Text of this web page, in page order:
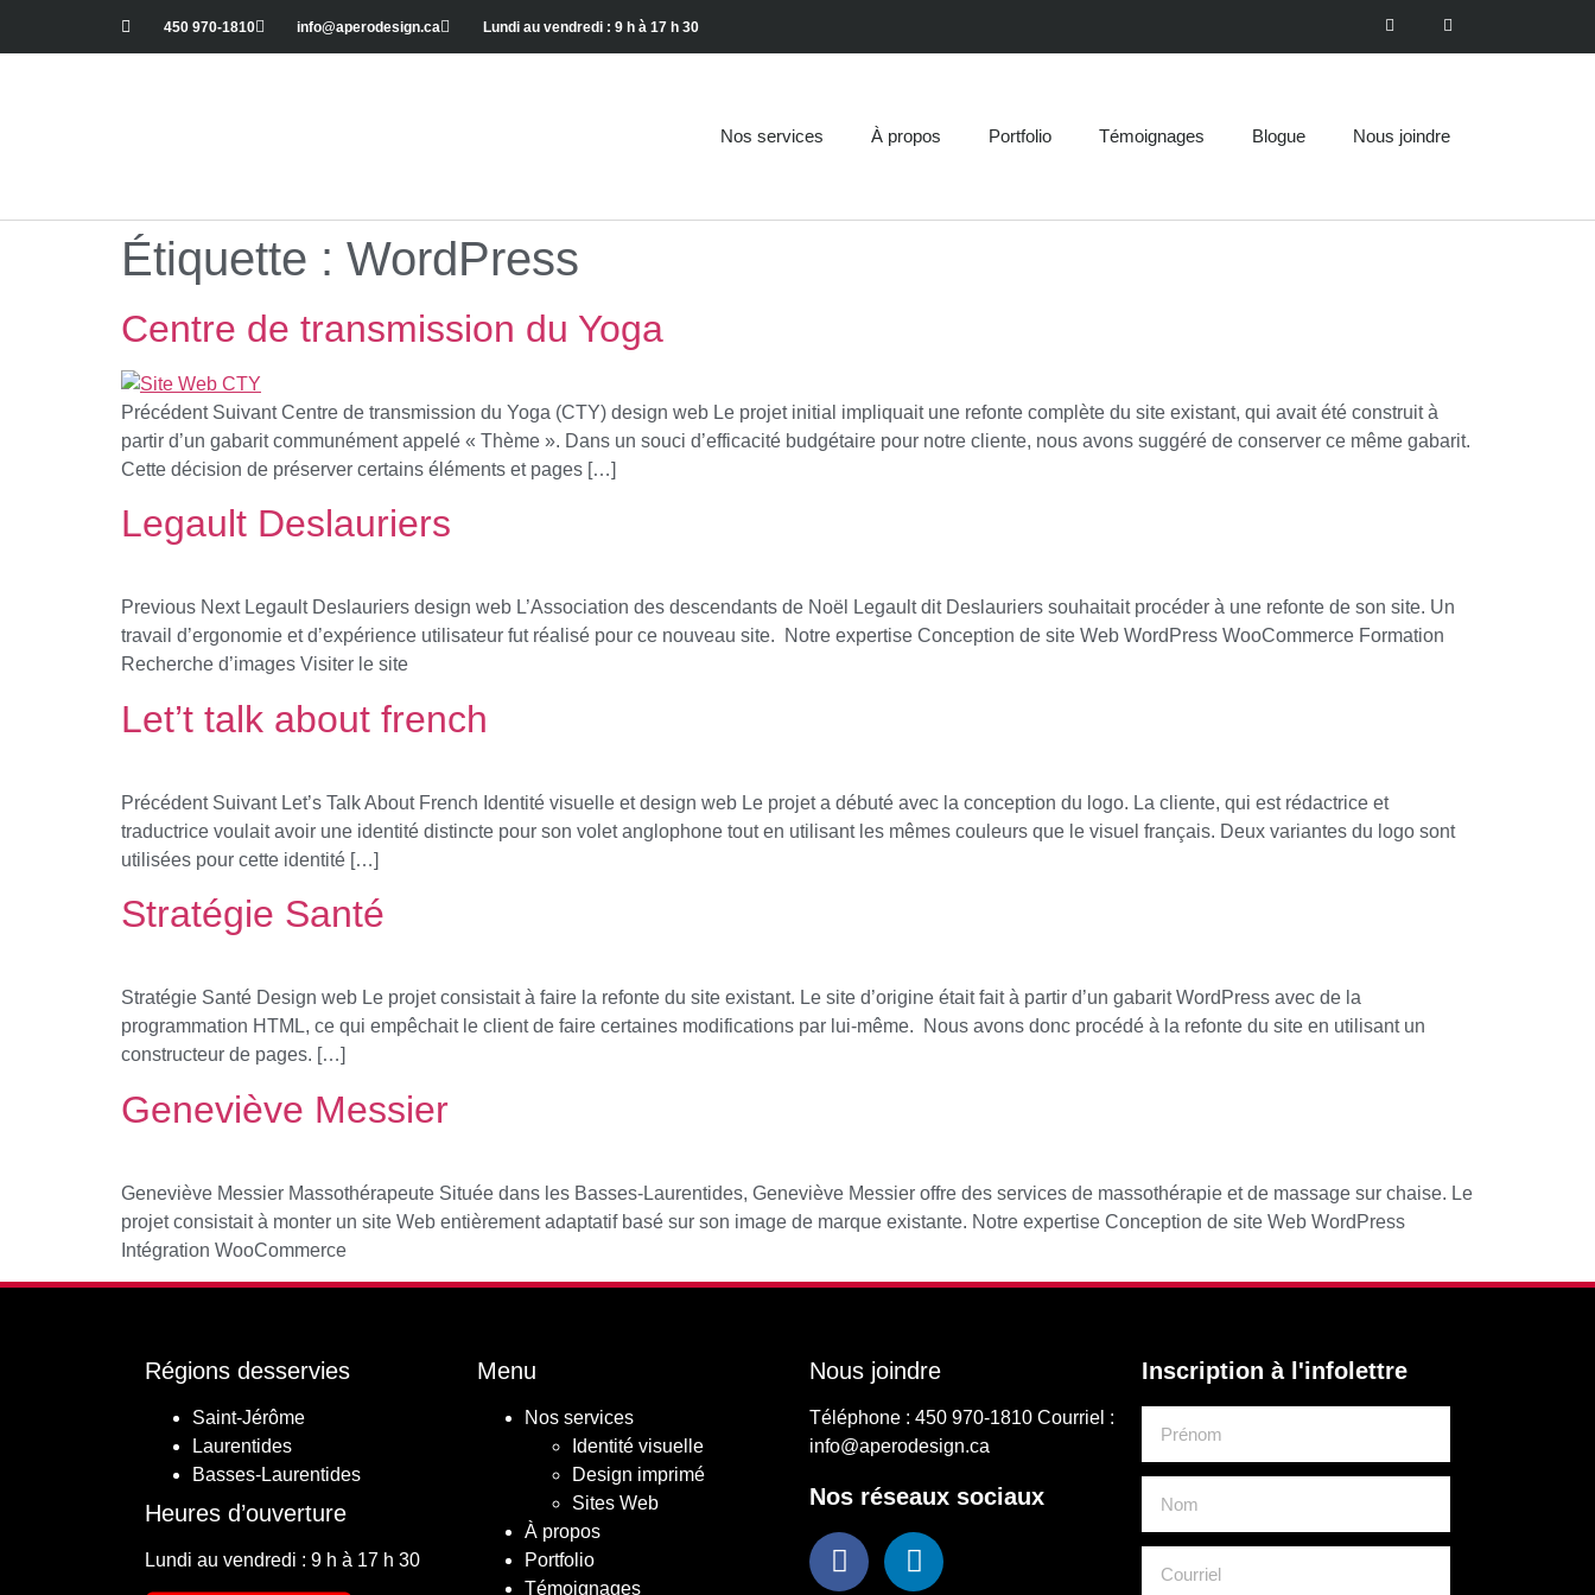
450 970-1810 info@aperodesign.ca Lundi au vendredi : 9 h à 17 h 30
Nos services À propos Portfolio Témoignages Blogue Nous joindre
Étiquette : WordPress
Centre de transmission du Yoga
Précédent Suivant Centre de transmission du Yoga (CTY) design web Le projet initial impliquait une refonte complète du site existant, qui avait été construit à
partir d’un gabarit communément appelé « Thème ». Dans un souci d’efficacité budgétaire pour notre cliente, nous avons suggéré de conserver ce même gabarit.
Cette décision de préserver certains éléments et pages […]
Legault Deslauriers
Previous Next Legault Deslauriers design web L’Association des descendants de Noël Legault dit Deslauriers souhaitait procéder à une refonte de son site. Un
travail d’ergonomie et d’expérience utilisateur fut réalisé pour ce nouveau site. Notre expertise Conception de site Web WordPress WooCommerce Formation
Recherche d’images Visiter le site
Let’t talk about french
Précédent Suivant Let’s Talk About French Identité visuelle et design web Le projet a débuté avec la conception du logo. La cliente, qui est rédactrice et
traductrice voulait avoir une identité distincte pour son volet anglophone tout en utilisant les mêmes couleurs que le visuel français. Deux variantes du logo sont
utilisées pour cette identité […]
Stratégie Santé
Stratégie Santé Design web Le projet consistait à faire la refonte du site existant. Le site d’origine était fait à partir d’un gabarit WordPress avec de la
programmation HTML, ce qui empêchait le client de faire certaines modifications par lui-même. Nous avons donc procédé à la refonte du site en utilisant un
constructeur de pages. […]
Geneviève Messier
Geneviève Messier Massothérapeute Située dans les Basses-Laurentides, Geneviève Messier offre des services de massothérapie et de massage sur chaise. Le
projet consistait à monter un site Web entièrement adaptatif basé sur son image de marque existante. Notre expertise Conception de site Web WordPress
Intégration WooCommerce
Régions desservies
Saint-Jérôme
Laurentides
Basses-Laurentides
Heures d’ouverture
Lundi au vendredi : 9 h à 17 h 30
Menu
Nos services
Identité visuelle
Design imprimé
Sites Web
À propos
Portfolio
Témoignages
Nous joindre
Téléphone : 450 970-1810 Courriel :
info@aperodesign.ca
Nos réseaux sociaux
Inscription à l'infolettre